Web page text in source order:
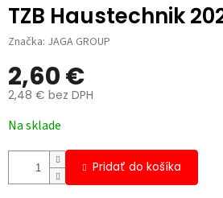
TZB Haustechnik
Značka: JAGA GROUP
2,60 €
2,48 € bez DPH
cena:
Na sklade
Pridať do košíka